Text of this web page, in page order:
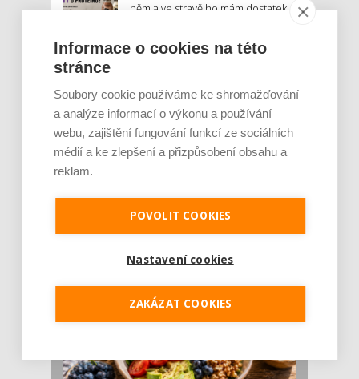
něm a ve stravě ho mám dostatek.
proteinových drinků. Reaguje na
poptávku po funkčním a čistém
složení
Palubní deska auta se v létě rozpálí
MOHLO BY VÁS ZAJÍMAT:
Informace o cookies na této
stránce
Soubory cookie používáme ke shromažďování
a analýze informací o výkonu a používání
webu, zajištění fungování funkcí ze sociálních
médií a ke zlepšení a přizpůsobení obsahu a
reklam.
POVOLIT COOKIES
Nastavení cookies
ZAKÁZAT COOKIES